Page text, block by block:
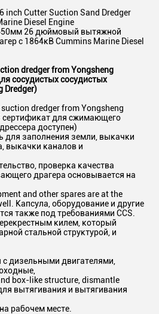
inch Cutter Suction Sand Dredger
Diesel Engine
26 дюймовый вытяжной
с 1864кВ Cummins Marine Diesel
dredger from Yongsheng
сосудистых сосудистых
Dredger)
dredger from Yongsheng
сертификат для сжимающего
доступен)
для заполнения земли, выкачки
выкачки каналов и
проверка качества
драгера основывается на
and other spares are at the
Капсула, оборудование и другие
также под требованиями CCS.
килем, который
стальной структурой, и
дизельными двигателями,
box-like structure, dismantle
вытягивания и вытягивания
рабочем месте.